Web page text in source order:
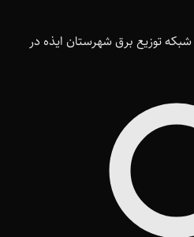
شبکه توزیع برق شهرستان ایذه در